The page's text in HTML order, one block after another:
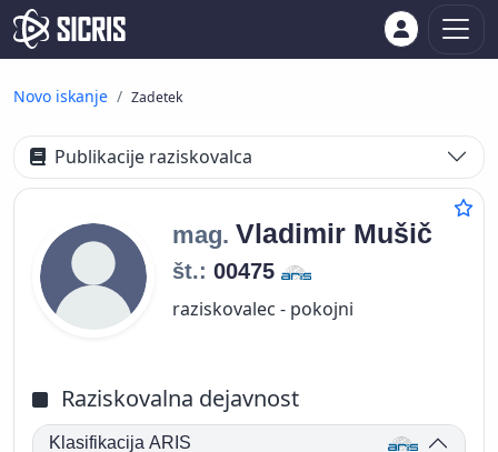
Novo iskanje Zadetek
Publikacije raziskovalca
mag. Vladimir Mušič
št.: 00475
raziskovalec - pokojni
Raziskovalna dejavnost
Klasifikacija ARIS